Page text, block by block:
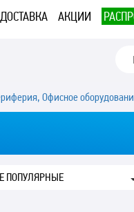
ДОСТАВКА АКЦИИ
Офисное